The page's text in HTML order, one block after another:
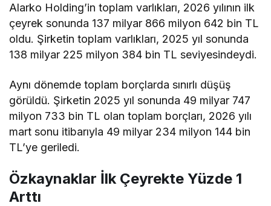
Alarko Holding’in toplam varlıkları, 2026 yılının ilk
çeyrek sonunda 137 milyar 866 milyon 642 bin TL
oldu. Şirketin toplam varlıkları, 2025 yıl sonunda
138 milyar 225 milyon 384 bin TL seviyesindeydi.
Aynı dönemde toplam borçlarda sınırlı düşüş
görüldü. Şirketin 2025 yıl sonunda 49 milyar 747
milyon 733 bin TL olan toplam borçları, 2026 yılı
mart sonu itibarıyla 49 milyar 234 milyon 144 bin
TL’ye geriledi.
Özkaynaklar İlk Çeyrekte Yüzde 1
Arttı